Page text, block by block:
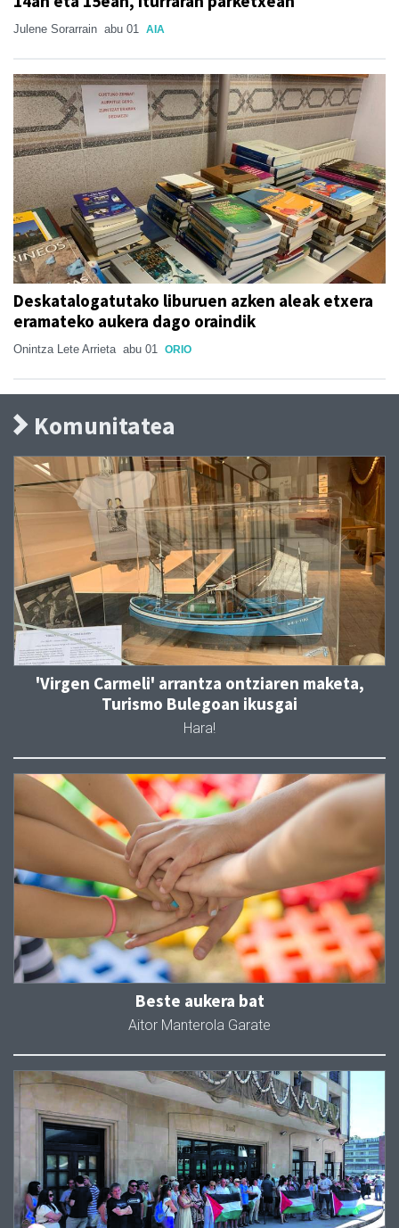
Julene Sorarrain abu 01 AIA
Deskatalogatutako liburuen azken aleak etxera
eramateko aukera dago oraindik
Onintza Lete Arrieta abu 01 ORIO
Komunitatea
'Virgen Carmeli' arrantza ontziaren maketa,
Turismo Bulegoan ikusgai
Hara!
Beste aukera bat
Aitor Manterola Garate